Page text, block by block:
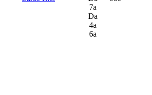
7a
Da
4a
6a